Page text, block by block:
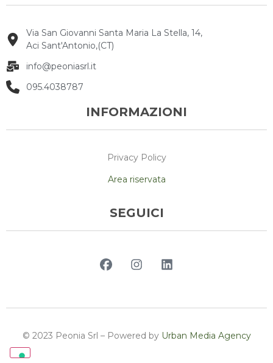
Via San Giovanni Santa Maria La Stella, 14,
Aci Sant'Antonio,(CT)
info@peoniasrl.it
095.4038787
INFORMAZIONI
Privacy Policy
Area riservata
SEGUICI
© 2023 Peonia Srl – Powered by Urban Media Agency